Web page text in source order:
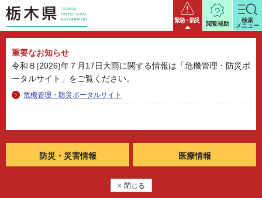
栃木県 緊急・防災
重要なお知らせ
令和８(2026)年７月17日大雨に関する情報は「危機管理・防災ポ
ータルサイト」をご覧ください。
危機管理・防災ポータルサイト
防災・ 災害情報 医療情報
閉じる
閲覧補助
検索
メニュー